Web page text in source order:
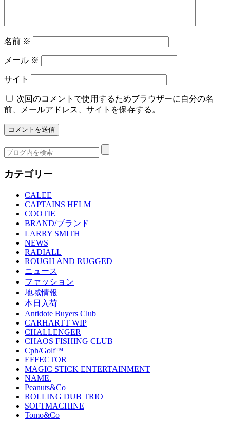
名前 ※
メール ※
サイト
次回のコメントで使用するためブラウザーに自分の名
前、メールアドレス、サイトを保存する。
カテゴリー
CALEE
CAPTAINS HELM
COOTIE
BRAND/ブランド
LARRY SMITH
NEWS
RADIALL
ROUGH AND RUGGED
ニュース
ファッション
地域情報
本日入荷
Antidote Buyers Club
CARHARTT WIP
CHALLENGER
CHAOS FISHING CLUB
Cph/Golf™
EFFECTOR
MAGIC STICK ENTERTAINMENT
NAME.
Peanuts&Co
ROLLING DUB TRIO
SOFTMACHINE
Tomo&Co